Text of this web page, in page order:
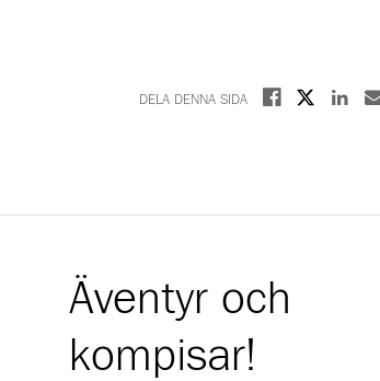
DELA DENNA SIDA Dela påDela på X
Dela
Äventyr och
kompisar!